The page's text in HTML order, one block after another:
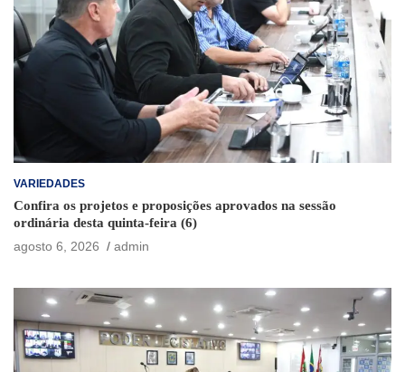
VARIEDADES
Confira os projetos e proposições aprovados na sessão
ordinária desta quinta-feira (6)
agosto 6, 2026
admin